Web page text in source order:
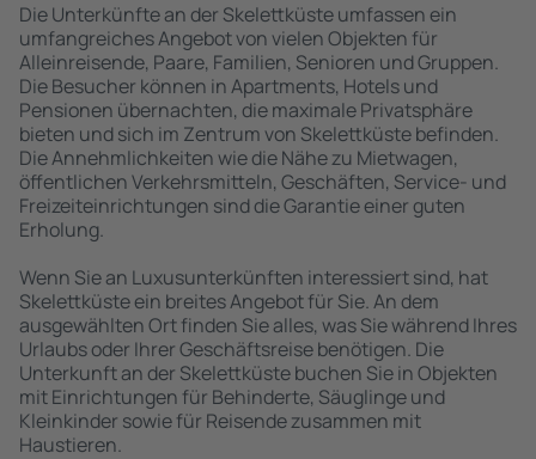
Die Unterkünfte an der Skelettküste umfassen ein
umfangreiches Angebot von vielen Objekten für
Alleinreisende, Paare, Familien, Senioren und Gruppen.
Die Besucher können in Apartments, Hotels und
Pensionen übernachten, die maximale Privatsphäre
bieten und sich im Zentrum von Skelettküste befinden.
Die Annehmlichkeiten wie die Nähe zu Mietwagen,
öffentlichen Verkehrsmitteln, Geschäften, Service- und
Freizeiteinrichtungen sind die Garantie einer guten
Erholung.
Wenn Sie an Luxusunterkünften interessiert sind, hat
Skelettküste ein breites Angebot für Sie. An dem
ausgewählten Ort finden Sie alles, was Sie während Ihres
Urlaubs oder Ihrer Geschäftsreise benötigen. Die
Unterkunft an der Skelettküste buchen Sie in Objekten
mit Einrichtungen für Behinderte, Säuglinge und
Kleinkinder sowie für Reisende zusammen mit
Haustieren.